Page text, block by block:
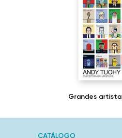
Grandes
CATÁLOGO